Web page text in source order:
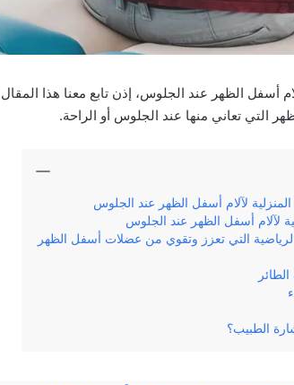
أسفل الظهر عند الجلوس، إذن تابع معنا هذا
التي تعاني منها عند الجلوس أو الراحة.
لآلام أسفل الظهر عند الجلوس
لآلام أسفل الظهر عند الجلوس
التي تعزز وتقوي من عضلات أسفل الظهر
الطبيب؟